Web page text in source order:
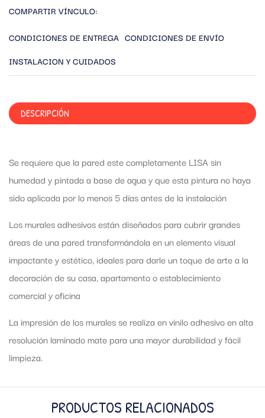
COMPARTIR VÍNCULO:
CONDICIONES DE ENTREGA CONDICIONES DE ENVÍO
INSTALACION Y CUIDADOS
DESCRIPCIÓN
Se requiere que la pared este completamente LISA sin
humedad y pintada a base de agua y que esta pintura no haya
sido aplicada por lo menos 5 días antes de la instalación
Los murales adhesivos están diseñados para cubrir grandes
áreas de una pared transformándola en un elemento visual
impactante y estético, ideales para darle un toque de arte a la
decoración de su casa, apartamento o establecimiento
comercial y oficina
La impresión de los murales se realiza en vinilo adhesivo en alta
resolución laminado mate para una mayor durabilidad y fácil
limpieza.
PRODUCTOS RELACIONADOS